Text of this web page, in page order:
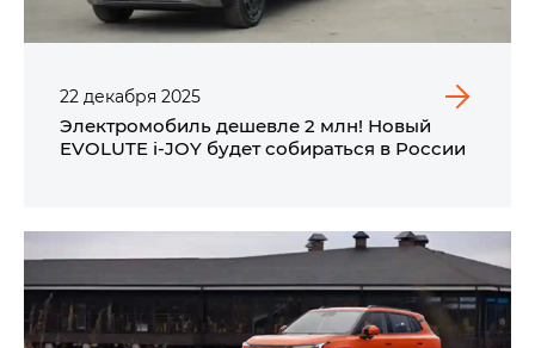
22 декабря 2025
Электромобиль дешевле 2 млн! Новый
EVOLUTE i‑JOY будет собираться в России